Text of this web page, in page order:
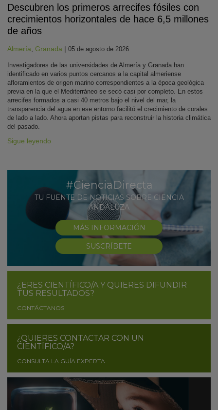
Descubren los primeros arrecifes fósiles con
crecimientos horizontales de hace 6,5 millones
de años
Almería Granada | 05 de agosto de 2026
Investigadores de las universidades de Almería y Granada han
identificado en varios puntos cercanos a la capital almeriense
afloramientos de origen marino correspondientes a la época geológica
previa en la que el Mediterráneo se secó casi por completo. En estos
arrecifes formados a casi 40 metros bajo el nivel del mar, la
transparencia del agua en ese entorno facilitó el crecimiento de corales
de lado a lado. Ahora aportan pistas para reconstruir la historia climática
del pasado.
Sigue leyendo
#CienciaDirecta
TU FUENTE DE NOTICIAS SOBRE CIENCIA
ANDALUZA
MÁS INFORMACIÓN
SUSCRÍBETE
¿ERES CIENTÍFICO/A Y QUIERES DIFUNDIR
TUS RESULTADOS?
CONTÁCTANOS
¿QUIERES CONTACTAR CON UN
CIENTÍFICO/A?
CONSULTA LA GUÍA EXPERTA